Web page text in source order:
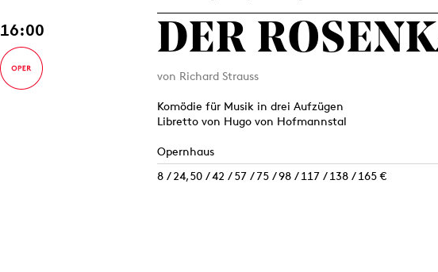
16:00 DER
von Richard Strauss
Komödie für Musik in drei Aufzügen
Libretto von Hugo von Hofmannstal
Opernhaus
8 / 24,50 / 42 / 57 / 75 / 98 / 117 / 138 / 165 €